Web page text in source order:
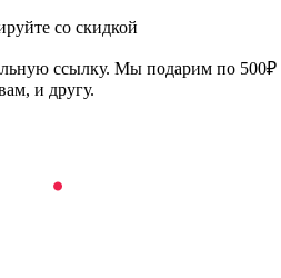
со скидкой
ссылку. Мы подарим по 500₽
и другу.